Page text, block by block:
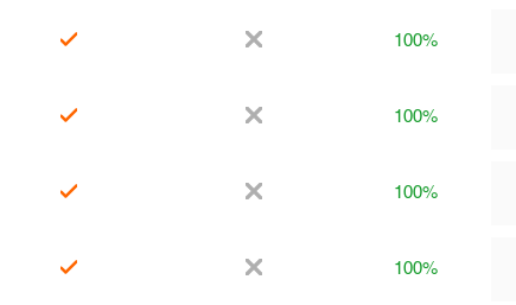
100%
100%
100%
100%